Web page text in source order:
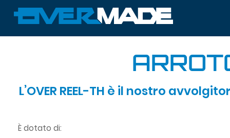
L’OVER REEL-TH è il nostro
È dotato di: